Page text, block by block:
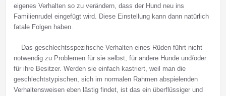
eigenes Verhalten so zu verändern, dass der Hund neu ins
Familienrudel eingefügt wird. Diese Einstellung kann dann natürlich
fatale Folgen haben.
– Das geschlechtsspezifische Verhalten eines Rüden führt nicht
notwendig zu Problemen für sie selbst, für andere Hunde und/oder
für ihre Besitzer. Werden sie einfach kastriert, weil man die
geschlechtstypischen, sich im normalen Rahmen abspielenden
Verhaltensweisen eben lästig findet, ist das ein überflüssiger und